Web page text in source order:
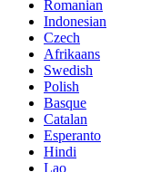
Romanian
Indonesian
Czech
Afrikaans
Swedish
Polish
Basque
Catalan
Esperanto
Hindi
Lao